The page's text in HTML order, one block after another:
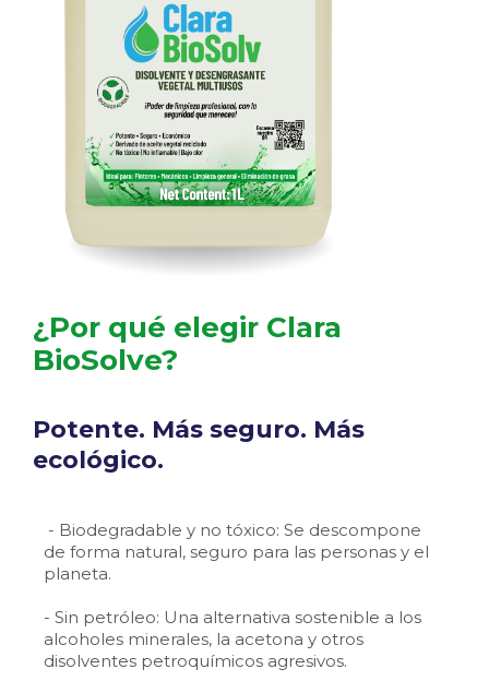
¿Por qué elegir Clara
BioSolve?
Potente. Más seguro. Más
ecológico.
- Biodegradable y no tóxico: Se descompone
de forma natural, seguro para las personas y el
planeta.
- Sin petróleo: Una alternativa sostenible a los
alcoholes minerales, la acetona y otros
disolventes petroquímicos agresivos.